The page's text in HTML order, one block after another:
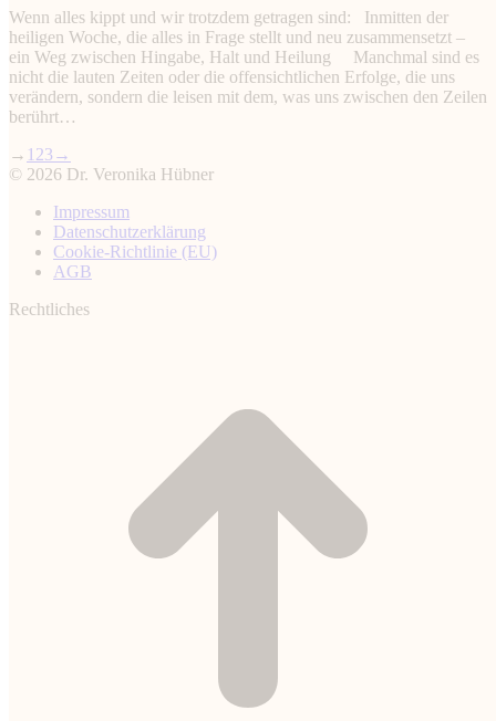
Wenn alles kippt und wir trotzdem getragen sind: Inmitten der
heiligen Woche, die alles in Frage stellt und neu zusammensetzt –
ein Weg zwischen Hingabe, Halt und Heilung Manchmal sind es
nicht die lauten Zeiten oder die offensichtlichen Erfolge, die uns
verändern, sondern die leisen mit dem, was uns zwischen den Zeilen
berührt…
→ 1 23 →
© 2026 Dr. Veronika Hübner
Impressum
Datenschutz­erklärung
Cookie-Richtlinie (EU)
AGB
Rechtliches